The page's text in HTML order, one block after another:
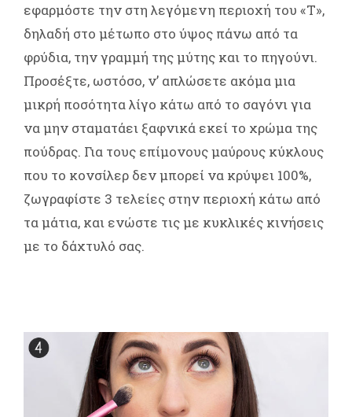
εφαρμόστε την στη λεγόμενη περιοχή του «Τ»,
δηλαδή στο μέτωπο στο ύψος πάνω από τα
φρύδια, την γραμμή της μύτης και το πηγούνι.
Προσέξτε, ωστόσο, ν’ απλώσετε ακόμα μια
μικρή ποσότητα λίγο κάτω από το σαγόνι για
να μην σταματάει ξαφνικά εκεί το χρώμα της
πούδρας. Για τους επίμονους μαύρους κύκλους
που το κονσίλερ δεν μπορεί να κρύψει 100%,
ζωγραφίστε 3 τελείες στην περιοχή κάτω από
τα μάτια, και ενώστε τις με κυκλικές κινήσεις
με το δάχτυλό σας.